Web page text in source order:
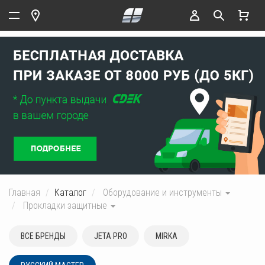
Главная Каталог
Оборудование и инструменты
Прокладки защитные
ВСЕ БРЕНДЫ JETA PRO MIRKA